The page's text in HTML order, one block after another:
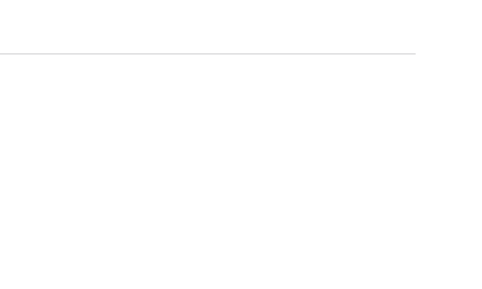
纯而自然吸引人的图样，变成一个随身的物件、一
、植物、阳光的果实，变成一件件陪你生活的布制
，因为知道是历经精心，所以不愿随意舍弃。针线
像纸笔、像音乐、像一顿亲手料理，让零碎的布
直尺的线轴打散，回到最原始创作的感觉：妳会在
的弧度。